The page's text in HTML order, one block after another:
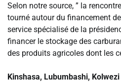
‎Selon notre source, ” la
tourné autour du financement
service spécialisé de la
financer le stockage des
des produits agricoles dont les
‎Kinshasa, Lubumbashi,